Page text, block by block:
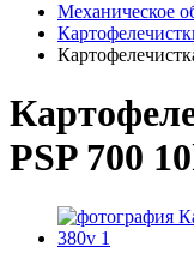
Механическое
PSP 700